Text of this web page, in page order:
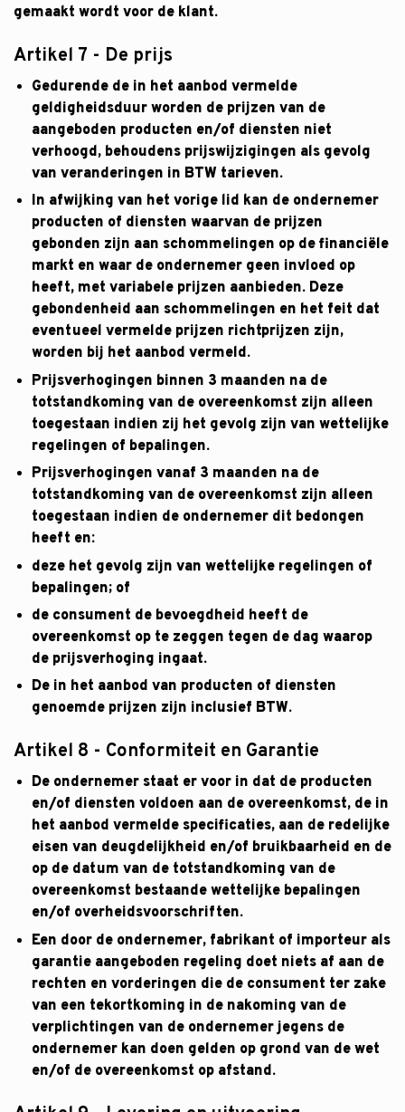
gemaakt wordt voor de klant.
Artikel 7 - De prijs
Gedurende de in het aanbod vermelde
geldigheidsduur worden de prijzen van de
aangeboden producten en/of diensten niet
verhoogd, behoudens prijswijzigingen als gevolg
van veranderingen in BTW tarieven.
In afwijking van het vorige lid kan de ondernemer
producten of diensten waarvan de prijzen
gebonden zijn aan schommelingen op de financiële
markt en waar de ondernemer geen invloed op
heeft, met variabele prijzen aanbieden. Deze
gebondenheid aan schommelingen en het feit dat
eventueel vermelde prijzen richtprijzen zijn,
worden bij het aanbod vermeld.
Prijsverhogingen binnen 3 maanden na de
totstandkoming van de overeenkomst zijn alleen
toegestaan indien zij het gevolg zijn van wettelijke
regelingen of bepalingen.
Prijsverhogingen vanaf 3 maanden na de
totstandkoming van de overeenkomst zijn alleen
toegestaan indien de ondernemer dit bedongen
heeft en:
deze het gevolg zijn van wettelijke regelingen of
bepalingen; of
de consument de bevoegdheid heeft de
overeenkomst op te zeggen tegen de dag waarop
de prijsverhoging ingaat.
De in het aanbod van producten of diensten
genoemde prijzen zijn inclusief BTW.
Artikel 8 - Conformiteit en Garantie
De ondernemer staat er voor in dat de producten
en/of diensten voldoen aan de overeenkomst, de in
het aanbod vermelde specificaties, aan de redelijke
eisen van deugdelijkheid en/of bruikbaarheid en de
op de datum van de totstandkoming van de
overeenkomst bestaande wettelijke bepalingen
en/of overheidsvoorschriften.
Een door de ondernemer, fabrikant of importeur als
garantie aangeboden regeling doet niets af aan de
rechten en vorderingen die de consument ter zake
van een tekortkoming in de nakoming van de
verplichtingen van de ondernemer jegens de
ondernemer kan doen gelden op grond van de wet
en/of de overeenkomst op afstand.